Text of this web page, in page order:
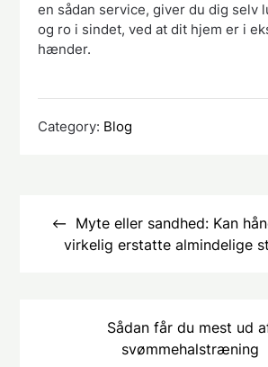
en sådan service, giver du dig selv
og ro i sindet, ved at dit hjem er i
hænder.
Category: Blog
Myte eller sandhed: Kan
virkelig erstatte almindelige
Sådan får du mest ud
svømmehalstræning